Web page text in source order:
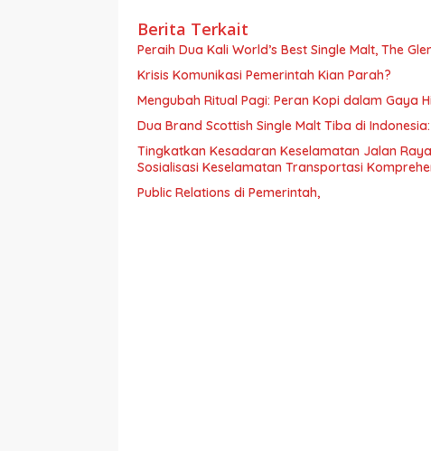
Berita Terkait
Peraih Dua Kali World’s Best Single Malt, The
Krisis Komunikasi Pemerintah Kian Parah?
Mengubah Ritual Pagi: Peran Kopi dalam Gaya
Dua Brand Scottish Single Malt Tiba di
Tingkatkan Kesadaran Keselamatan Jalan
Sosialisasi Keselamatan Transportasi
Public Relations di Pemerintah,